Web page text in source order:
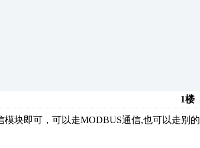
1楼
块即可，可以走MODBUS通信,也可以走别的